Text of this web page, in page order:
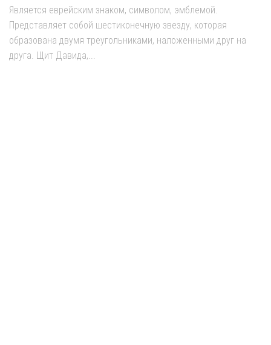
Является еврейским знаком, символом, эмблемой.
Представляет собой шестиконечную звезду, которая
образована двумя треугольниками, наложенными друг на
друга. Щит Давида,...